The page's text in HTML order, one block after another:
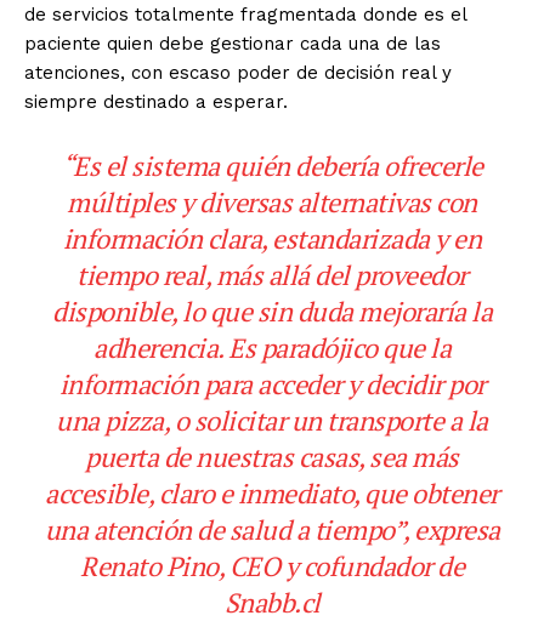
de servicios totalmente fragmentada donde es el
paciente quien debe gestionar cada una de las
atenciones, con escaso poder de decisión real y
siempre destinado a esperar.
“Es el sistema quién debería ofrecerle
múltiples y diversas alternativas con
información clara, estandarizada y en
tiempo real, más allá del proveedor
disponible, lo que sin duda mejoraría la
adherencia. Es paradójico que la
información para acceder y decidir por
una pizza, o solicitar un transporte a la
puerta de nuestras casas, sea más
accesible, claro e inmediato, que obtener
una atención de salud a tiempo”, expresa
Renato Pino, CEO y cofundador de
Snabb.cl